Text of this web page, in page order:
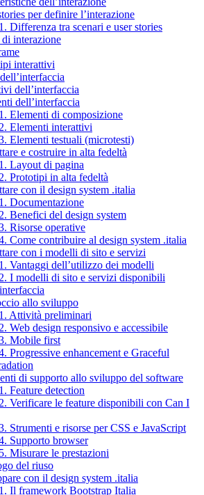
per definire l’interazione
Differenza tra scenari e user stories
interazione
interattivi
dell’interfaccia
dell’interfaccia
Elementi di composizione
Elementi interattivi
Elementi testuali (microtesti)
e costruire in alta fedeltà
Layout di pagina
Prototipi in alta fedeltà
con il design system .italia
Documentazione
Benefici del design system
Risorse operative
Come contribuire al design system .italia
con i modelli di sito e servizi
Vantaggi dell’utilizzo dei modelli
I modelli di sito e servizi disponibili
allo sviluppo
Attività preliminari
Web design responsivo e accessibile
Mobile first
Progressive enhancement e Graceful
di supporto allo sviluppo del software
Feature detection
Verificare le feature disponibili con Can I
Strumenti e risorse per CSS e JavaScript
Supporto browser
Misurare le prestazioni
del riuso
con il design system .italia
Il framework Bootstrap Italia